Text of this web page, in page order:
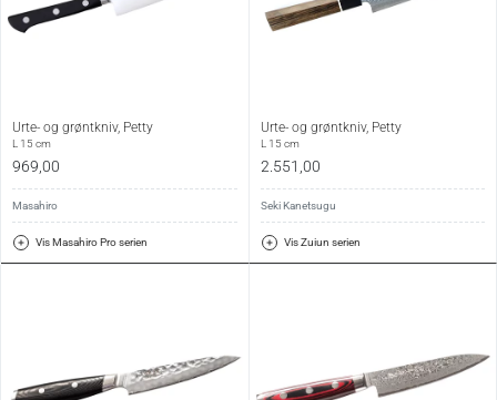
Urte- og grøntkniv, Petty
L 15 cm
969,00
Masahiro
Vis Masahiro Pro serien
Urte- og grøntkniv, Petty
L 15 cm
2.551,00
Seki Kanetsugu
Vis Zuiun serien